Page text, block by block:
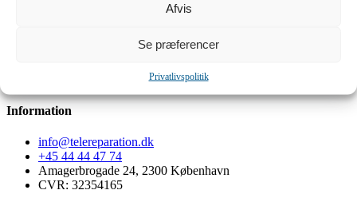
Afvis
Se præferencer
Privatlivspolitik
Information
info@telereparation.dk
+45 44 44 47 74
Amagerbrogade 24, 2300 København
CVR: 32354165